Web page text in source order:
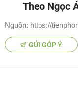
Theo Ngọc
Nguồn: https://
GỬI GÓP Ý